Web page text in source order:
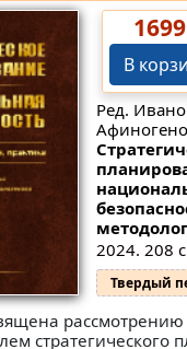
1699
В
Ред.
2024. 208
Твердый
стратегического